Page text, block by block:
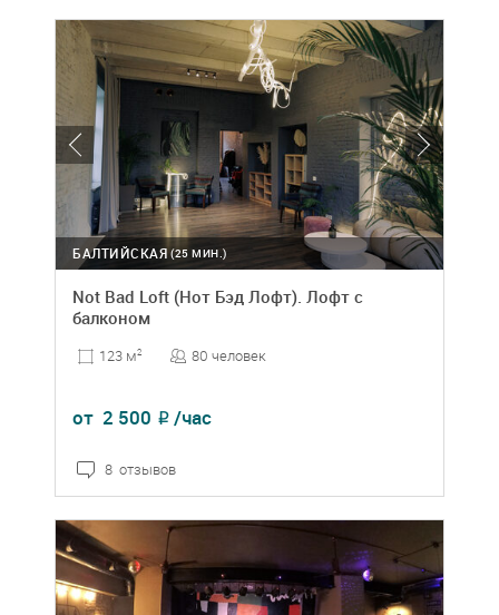
(25 МИН.)
БАЛТИЙСКАЯ
Not Bad Loft (Нот Бэд Лофт). Лофт с
балконом
123 м2 80 человек
от 2 500 ₽ /час
8 отзывов